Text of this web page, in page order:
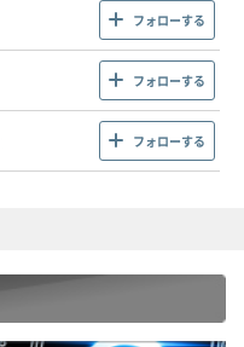
フォローする
フォローする
フォローする